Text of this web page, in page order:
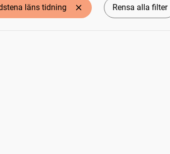
läns tidning Rensa alla filter